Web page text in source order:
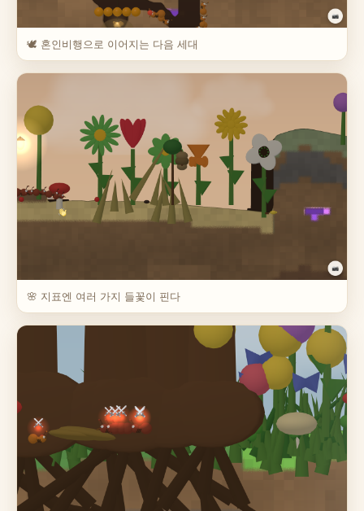
🕊️ 혼인비행으로 이어지는 다음 세대
🌸 지표엔 여러 가지 들꽃이 핀다